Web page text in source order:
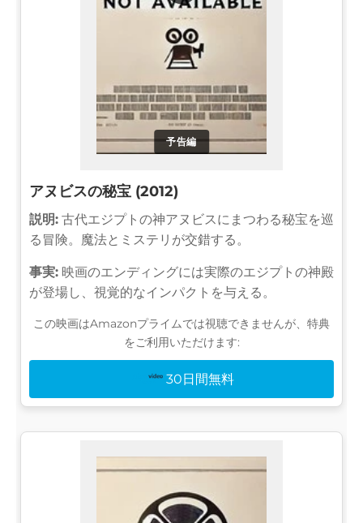
予告編
アヌビスの秘宝 (2012)
説明: 古代エジプトの神アヌビスにまつわる秘宝を巡
る冒険。魔法とミステリが交錯する。
事実: 映画のエンディングには実際のエジプトの神殿
が登場し、視覚的なインパクトを与える。
この映画はAmazonプライムでは視聴できませんが、特典
をご利用いただけます:
30日間無料